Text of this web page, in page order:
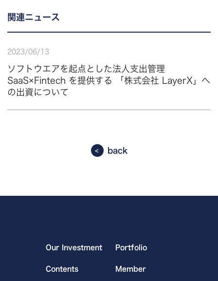
関連ニュース
2023 /06/ 13
ソフトウエアを起点とした法人支出管理
SaaS×Fintech を提供する 「株式会社 LayerX」へ
の出資について
back
Our Investment Portfolio
Contents Member